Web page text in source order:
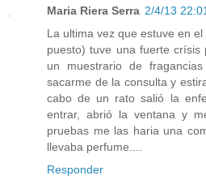
Maria Riera Serra 2/4/13
La ultima vez que estuve en
puesto) tuve una fuerte
un muestrario de
sacarme de la consulta y
cabo de un rato salió la
entrar, abrió la ventana y
pruebas me las haria una
llevaba perfume....
Responder